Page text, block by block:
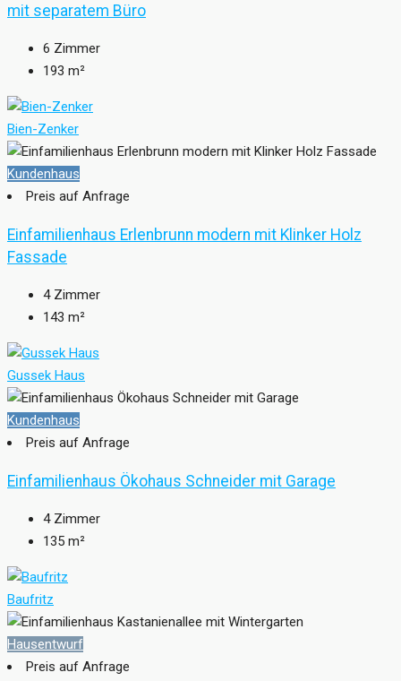
mit separatem Büro
6 Zimmer
193 m²
Bien-Zenker
Kundenhaus
Preis auf Anfrage
Einfamilienhaus Erlenbrunn modern mit Klinker Holz
Fassade
4 Zimmer
143 m²
Gussek Haus
Kundenhaus
Preis auf Anfrage
Einfamilienhaus Ökohaus Schneider mit Garage
4 Zimmer
135 m²
Baufritz
Hausentwurf
Preis auf Anfrage